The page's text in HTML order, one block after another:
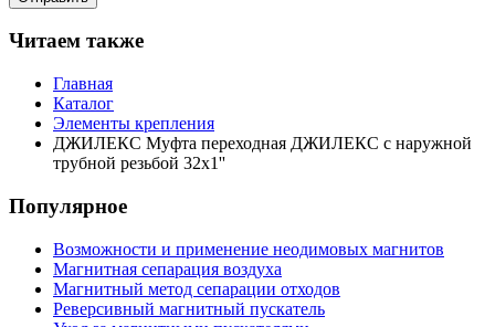
Читаем также
Главная
Каталог
Элементы крепления
ДЖИЛЕКС Муфта переходная ДЖИЛЕКС с наружной
трубной резьбой 32x1''
Популярное
Возможности и применение неодимовых магнитов
Магнитная сепарация воздуха
Магнитный метод сепарации отходов
Реверсивный магнитный пускатель